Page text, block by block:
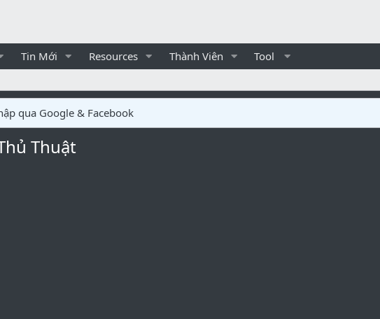
Tin Mới Resources Thành Viên Tool
qua Google & Facebook
Thuật